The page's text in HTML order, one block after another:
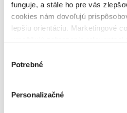
funguje, a stále ho pre vás
cookies nám dovoľujú
lepšiu orientáciu. Marketingové
keby sme mohli používať všetky
súhlasu
Potrebné
Personalizačné